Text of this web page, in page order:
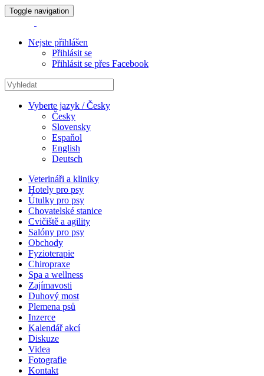
Toggle navigation
Nejste přihlášen
Přihlásit se
Přihlásit se přes Facebook
Vyberte jazyk / Česky
Česky
Slovensky
Espaňol
English
Deutsch
Veterináři a kliniky
Hotely pro psy
Útulky pro psy
Chovatelské stanice
Cvičiště a agility
Salóny pro psy
Obchody
Fyzioterapie
Chiropraxe
Spa a wellness
Zajímavosti
Duhový most
Plemena psů
Inzerce
Kalendář akcí
Diskuze
Videa
Fotografie
Kontakt